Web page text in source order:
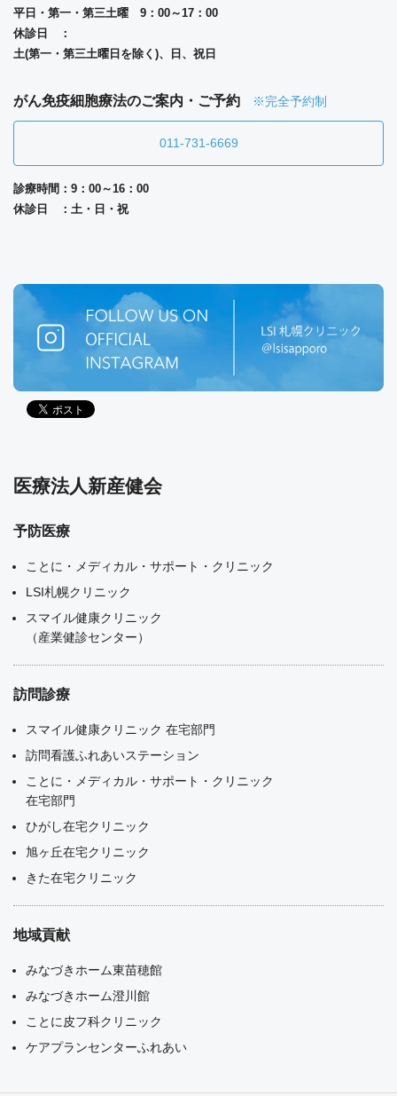
平日・第一・第三土曜 9：00～17：00
休診日 ：
土(第一・第三土曜日を除く)、日、祝日
がん免疫細胞療法のご案内・ご予約 ※完全予約制
011-731-6669
診療時間：9：00～16：00
休診日 ：土・日・祝
医療法人新産健会
予防医療
ことに・メディカル・サポート・クリニック
LSI札幌クリニック
スマイル健康クリニック
（産業健診センター）
訪問診療
スマイル健康クリニック 在宅部門
訪問看護ふれあいステーション
ことに・メディカル・サポート・クリニック
在宅部門
ひがし在宅クリニック
旭ヶ丘在宅クリニック
きた在宅クリニック
地域貢献
みなづきホーム東苗穂館
みなづきホーム澄川館
ことに皮フ科クリニック
ケアプランセンターふれあい